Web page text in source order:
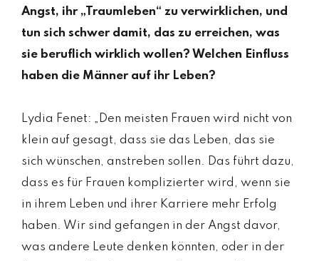
Angst, ihr „Traumleben“ zu verwirklichen, und
tun sich schwer damit, das zu erreichen, was
sie beruflich wirklich wollen? Welchen Einfluss
haben die Männer auf ihr Leben?
Lydia Fenet: „Den meisten Frauen wird nicht von
klein auf gesagt, dass sie das Leben, das sie
sich wünschen, anstreben sollen. Das führt dazu,
dass es für Frauen komplizierter wird, wenn sie
in ihrem Leben und ihrer Karriere mehr Erfolg
haben. Wir sind gefangen in der Angst davor,
was andere Leute denken könnten, oder in der